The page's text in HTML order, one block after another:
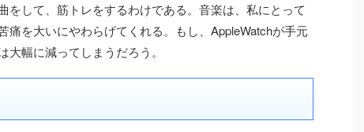
をして、筋トレをするわけである。音楽は、私にとって
痛を大いにやわらげてくれる。もし、AppleWatchが手元
幅に減ってしまうだろう。